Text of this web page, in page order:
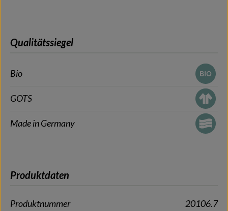
Qualitätssiegel
Bio
GOTS
Made in Germany
Produktdaten
Produktnummer 20106.7